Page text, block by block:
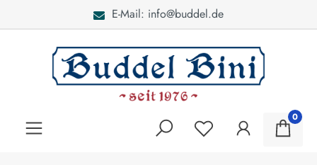
E-Mail: info@buddel.de
0